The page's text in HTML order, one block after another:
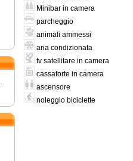
Minibar in camera
parcheggio
animali ammessi
aria condizionata
tv satellitare in camera
cassaforte in camera
ascensore
noleggio biciclette